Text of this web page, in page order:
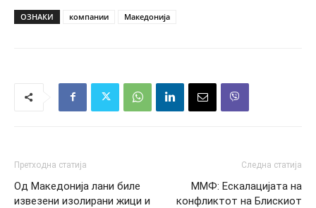
ОЗНАКИ компании Македонија
Претходна статија
Од Македонија лани биле
извезени изолирани жици и
Следна статија
ММФ: Eскалацијата на
конфликтот на Блискиот